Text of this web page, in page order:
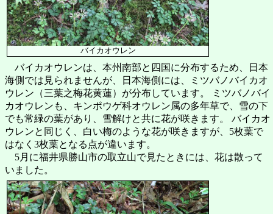
バイカオウレン
バイカオウレンは、本州南部と四国に分布するため、日本
海側では見られませんが、日本海側には、ミツバノバイカオ
ウレン（三葉之梅花黄蓮）が分布しています。 ミツバノバイ
カオウレンも、キンポウゲ科オウレン属の多年草で、雪の下
でも常緑の葉があり、雪解けと共に花が咲きます。 バイカオ
ウレンと同じく、白い梅のような花が咲きますが、5枚葉で
はなく3枚葉となる点が違います。
5月に福井県勝山市の取立山で見たときには、花は散って
いました。